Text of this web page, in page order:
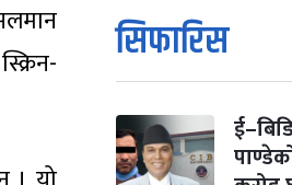
१
आइत
कार्तिक सङ्क्रान्ति
कार्तिक १, २०८३
मंगल कार्तिक ३, २०८३-
विजयादशमी
सिफारिस